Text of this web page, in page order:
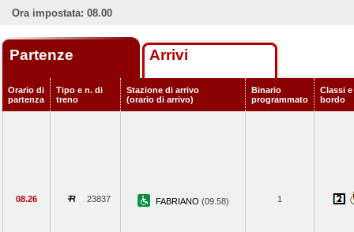
Ora impostata: 08.00
Partenze Arrivi
Orario di
partenza
Tipo e n. di
treno
Stazione di arrivo
(orario di arrivo)
Binario
programmato
Classi
bordo
08.26 23837 FABRIANO (09.58) 1